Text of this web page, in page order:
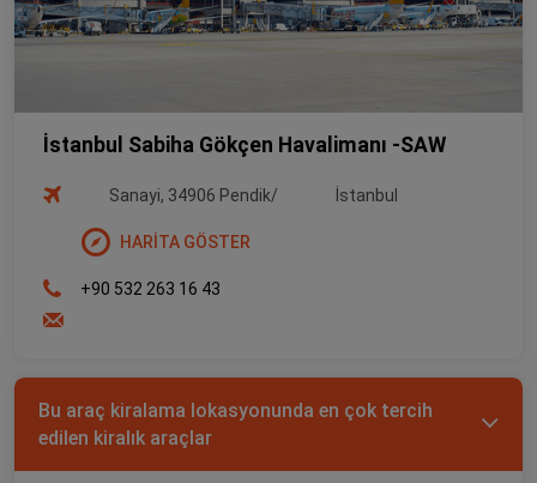
İstanbul Sabiha Gökçen Havalimanı -SAW
Sanayi, 34906 Pendik/ İstanbul
HARİTA GÖSTER
+90 532 263 16 43
Bu araç kiralama lokasyonunda en çok tercih
edilen kiralık araçlar